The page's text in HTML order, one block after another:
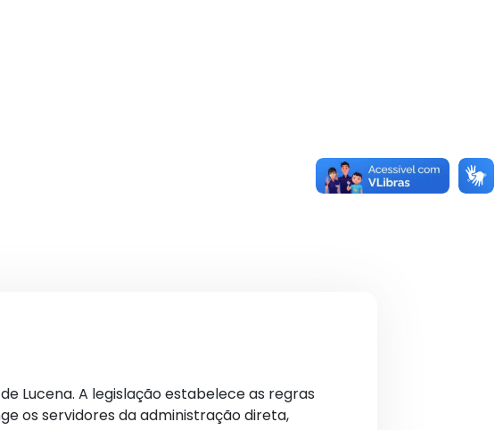
Lucena. A legislação estabelece as regras
os servidores da administração direta,